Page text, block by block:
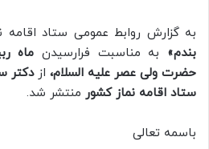
به گزارش روابط عمومی ستاد اقامه
بندم» به مناسبت فرارسیدن ماه
حضرت ولی عصر علیه السلام، ازدکتر
ستاد اقامه نماز کشور منتشر شد.
باسمه تعالی